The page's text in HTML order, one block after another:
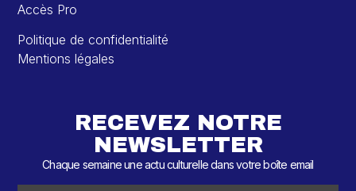
Accès Pro
Politique de confidentialité
Mentions légales
RECEVEZ NOTRE
NEWSLETTER
Chaque semaine une actu culturelle dans votre boîte email